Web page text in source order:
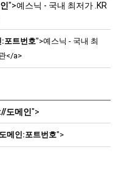
">예스닉 - 국내 최저가 .KR
포트번호">예스닉 - 국내 최
</a>
도메인 ">
메인:포트번호">